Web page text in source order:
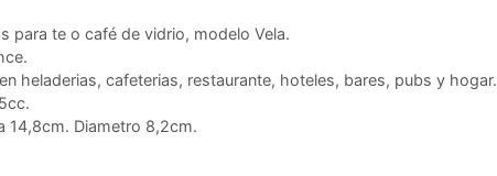
para te o café de vidrio, modelo Vela.
heladerias, cafeterias, restaurante, hoteles, bares, pubs y hogar.
14,8cm. Diametro 8,2cm.